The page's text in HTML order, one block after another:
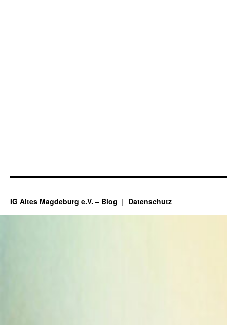
IG Altes Magdeburg e.V. – Blog Datenschutz